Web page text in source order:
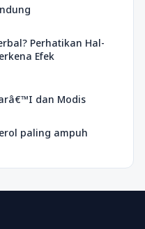
Perhatikan Hal-
Efek
dan Modis
paling ampuh